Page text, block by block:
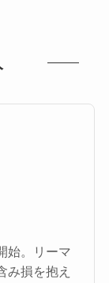
始。リーマ
み損を抱え